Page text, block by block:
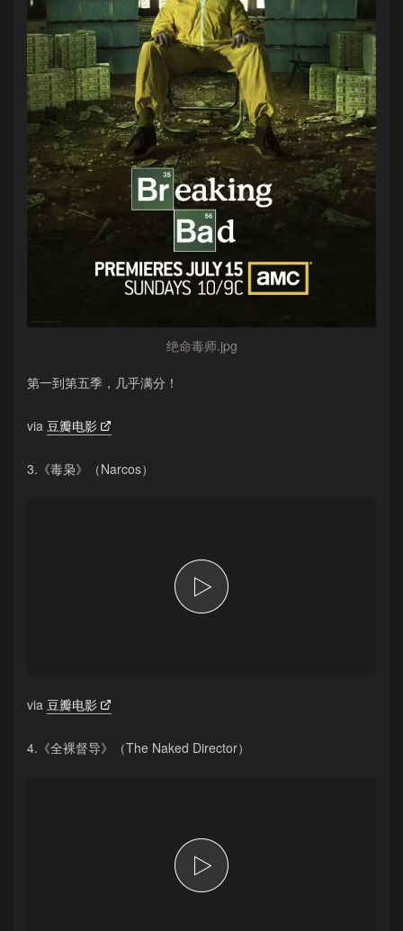
绝命毒师.jpg
第一到第五季，几乎满分！
via 豆瓣电影
3.《毒枭》（Narcos）
via 豆瓣电影
4.《全裸督导》（The Naked Director）